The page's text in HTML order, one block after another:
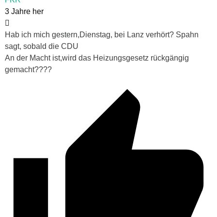
3 Jahre her
Hab ich mich gestern,Dienstag, bei Lanz verhört? Spahn
sagt, sobald die CDU
An der Macht ist,wird das Heizungsgesetz rückgängig
gemacht????